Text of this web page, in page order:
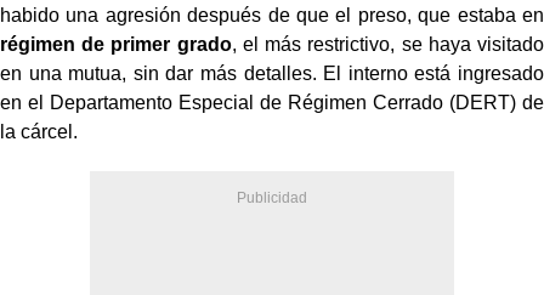
habido una agresión después de que el preso, que estaba en
régimen de primer grado, el más restrictivo, se haya visitado
en una mutua, sin dar más detalles. El interno está ingresado
en el Departamento Especial de Régimen Cerrado (DERT) de
la cárcel.